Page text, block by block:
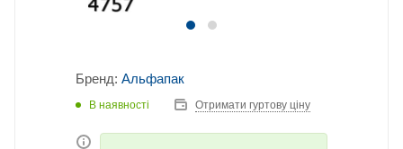
Бренд: Альфапак
В наявності Отримати гуртову ціну